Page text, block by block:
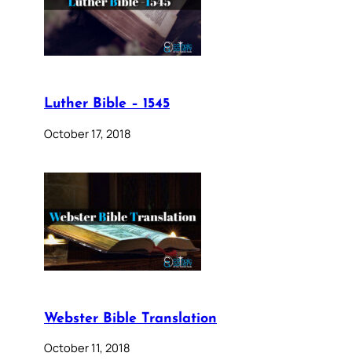
Luther Bible – 1545
October 17, 2018
Webster Bible Translation
October 11, 2018